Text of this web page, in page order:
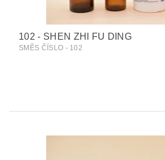
102 - SHEN ZHI FU DING
SMĚS ČÍSLO - 102